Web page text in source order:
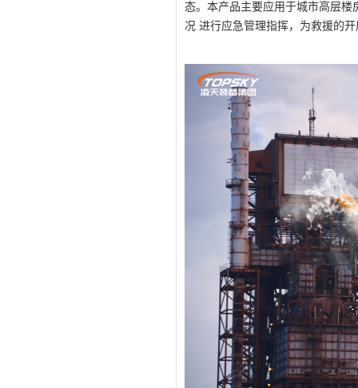
态。本产品主要应用于城市高层
况 进行应急管理指挥，为救援的